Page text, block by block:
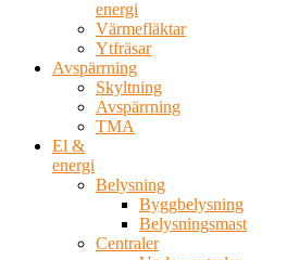
energi
Värmefläktar
Ytfräsar
Avspärrning
Skyltning
Avspärrning
TMA
El &
energi
Belysning
Byggbelysning
Belysningsmast
Centraler